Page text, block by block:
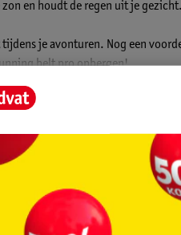
en houdt de regen uit je gezicht.
je avonturen. Nog een
belt pro opbergen!